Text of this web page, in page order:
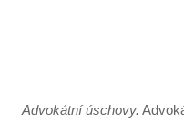
Advokátní úschovy.